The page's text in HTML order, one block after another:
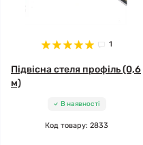
1
Підвісна стеля профіль (0,6
м)
В наявності
Код товару: 2833